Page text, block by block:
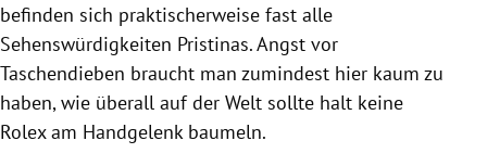
befinden sich praktischerweise fast alle
Sehenswürdigkeiten Pristinas. Angst vor
Taschendieben braucht man zumindest hier kaum zu
haben, wie überall auf der Welt sollte halt keine
Rolex am Handgelenk baumeln.